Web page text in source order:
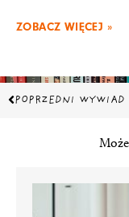
ZOBACZ WIĘCEJ »
Prev
POPRZEDNI WYWIAD